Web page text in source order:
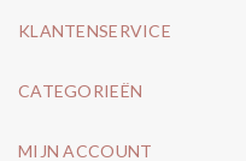
KLANTENSERVICE
CATEGORIEËN
MIJN ACCOUNT